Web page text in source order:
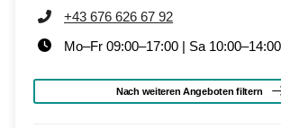
+43 676 626 67 92
Mo–Fr 09:00–17:00 | Sa 10:00–14:00
Nach weiteren Angeboten filtern